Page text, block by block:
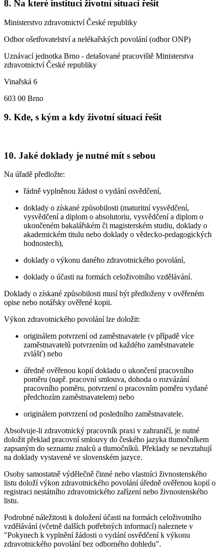
8. Na které instituci životní situaci řešit
Ministerstvo zdravotnictví České republiky
Odbor ošetřovatelství a nelékařských povolání (odbor ONP)
Uznávací jednotka Brno - detašované pracoviště Ministerstva
zdravotnictví České republiky
Vinařská 6
603 00 Brno
9. Kde, s kým a kdy životní situaci řešit
10. Jaké doklady je nutné mít s sebou
Na úřadě předložte:
řádně vyplněnou žádost o vydání osvědčení,
doklady o získané způsobilosti (maturitní vysvědčení,
vysvědčení a diplom o absolutoriu, vysvědčení a diplom o
ukončeném bakalářském či magisterském studiu, doklady o
akademickém titulu nebo doklady o vědecko-pedagogických
hodnostech),
doklady o výkonu daného zdravotnického povolání,
doklady o účasti na formách celoživotního vzdělávání.
Doklady o získané způsobilosti musí být předloženy v ověřeném
opise nebo notářsky ověřené kopii.
Výkon zdravotnického povolání lze doložit:
originálem potvrzení od zaměstnavatele (v případě více
zaměstnavatelů potvrzením od každého zaměstnavatele
zvlášť) nebo
úředně ověřenou kopií dokladu o ukončení pracovního
poměru (např. pracovní smlouva, dohoda o rozvázání
pracovního poměru, potvrzení o pracovním poměru vydané
předchozím zaměstnavatelem) nebo
originálem potvrzení od posledního zaměstnavatele.
Absolvuje-li zdravotnický pracovník praxi v zahraničí, je nutné
doložit překlad pracovní smlouvy do českého jazyka tlumočníkem
zapsaným do seznamu znalců a tlumočníků. Překlady se nevztahují
na doklady vystavené ve slovenském jazyce.
Osoby samostatně výdělečně činné nebo vlastníci živnostenského
listu doloží výkon zdravotnického povolání úředně ověřenou kopií o
registraci nestátního zdravotnického zařízení nebo živnostenského
listu.
Podrobné náležitosti k doložení účasti na formách celoživotního
vzdělávání (včetně dalších potřebných informací) naleznete v
"Pokynech k vyplnění žádosti o vydání osvědčení k výkonu
zdravotnického povolání bez odborného dohledu".